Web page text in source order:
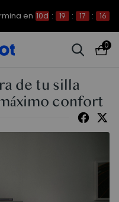
en 10d : 19 : 17 : 16
0
de tu silla
confort